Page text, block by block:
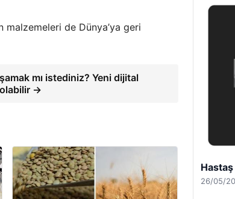
malzemeleri de Dünya’ya geri
mı istediniz? Yeni dijital
olabilir →
29/04/